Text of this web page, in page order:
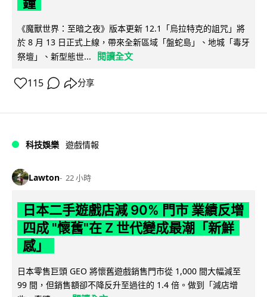
《魔獸世界：至暗之夜》版本更新 12.1「烏拉特克的詛咒」將
於 8 月 13 日正式上線，帶來全新區域「盤蛇島」、地城「毒牙
祭壇」、新型態世...
閱讀全文
115 分享
科技娛樂 遊戲情報
Lawton 22 小時
日本二手遊戲店減 90% 門市 業績反增
四成 "懷舊"在 Z 世代變成最潮「新鮮
感」
日本零售巨頭 GEO 將懷舊遊戲銷售門市從 1,000 間大幅減至
99 間，但銷售額卻不降反升至過往的 1.4 倍。做到「減店增